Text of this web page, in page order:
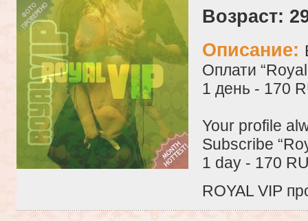
Возраст:
Описание:
Оплати
1 день - 170
Your profile
Subscribe
1 day - 170
ROYAL VIP